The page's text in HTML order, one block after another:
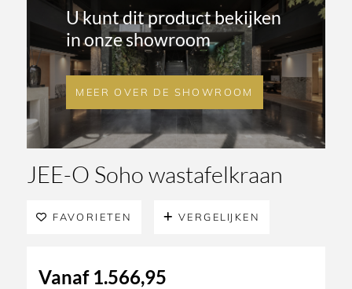
U kunt dit product bekijken
in onze showroom
MEER OVER DE SHOWROOM
JEE-O Soho wastafelkraan
FAVORIETEN VERGELIJKEN
Vanaf 1.566,95